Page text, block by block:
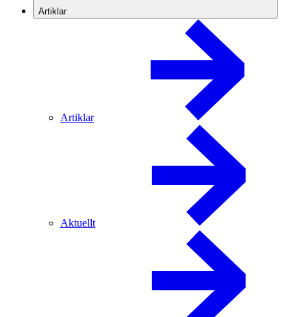
Artiklar
Artiklar
Aktuellt